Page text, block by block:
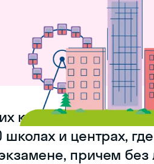
курсов не меньше,
и центрах,
причем без